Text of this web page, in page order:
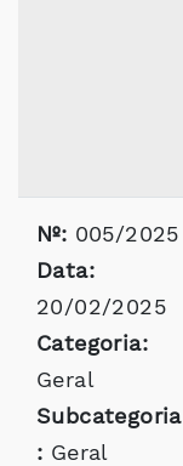
Nº: 005/2025
Data:
20/02/2025
Categoria:
Geral
Subcategoria
: Geral